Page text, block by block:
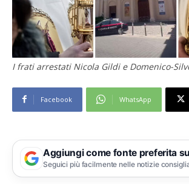
I frati arrestati Nicola Gildi e Domenico-
Facebook WhatsApp
Aggiungi come fonte preferita
Seguici più facilmente nelle notizie